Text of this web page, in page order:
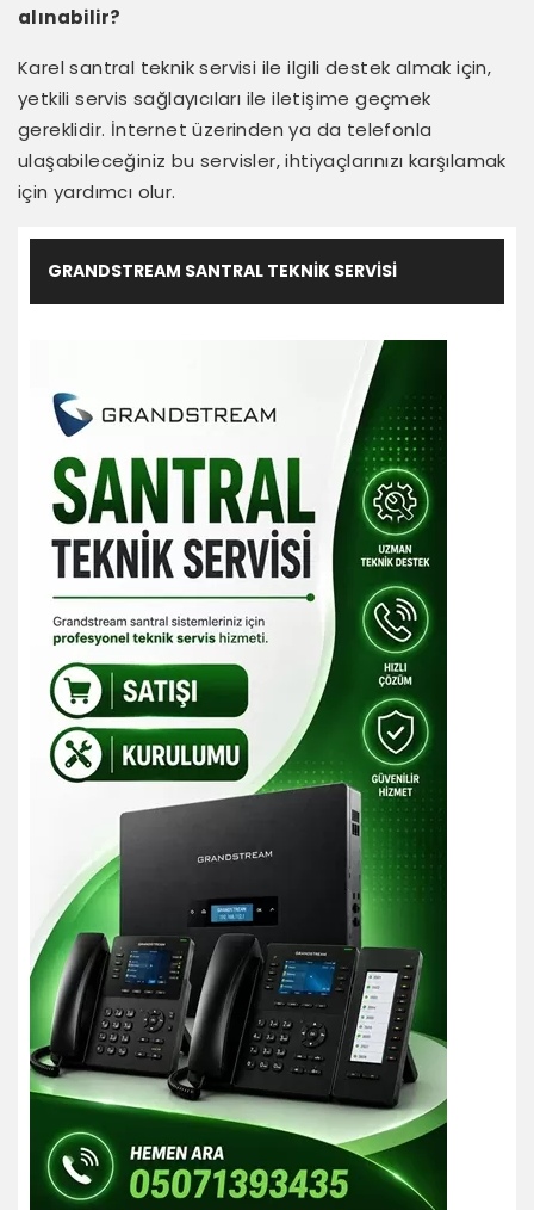
alınabilir?
Karel santral teknik servisi ile ilgili destek almak için,
yetkili servis sağlayıcıları ile iletişime geçmek
gereklidir. İnternet üzerinden ya da telefonla
ulaşabileceğiniz bu servisler, ihtiyaçlarınızı karşılamak
için yardımcı olur.
GRANDSTREAM SANTRAL TEKNIK SERVISI